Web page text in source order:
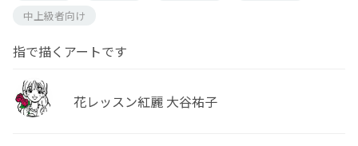
中上級者向け
指で描くアートです
花レッスン紅麗 大谷祐子